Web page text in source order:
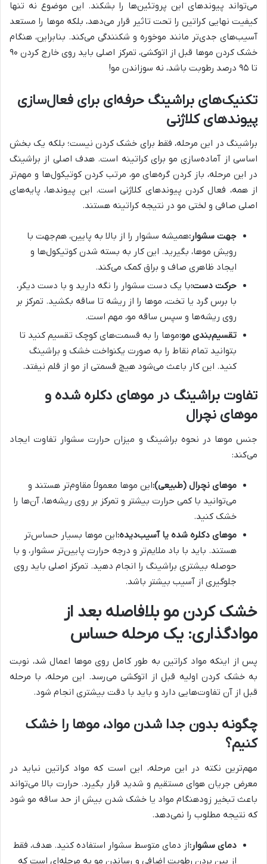
می‌تواند پیوندهای این پروتئین‌ها را بشکند. این موضوع نه تنها
کیفیت نهایی کراتین را تحت تاثیر قرار می‌دهد، بلکه موها را مستعد
آسیب‌های جدی‌تر مانند موخوره و شکنندگی می‌کند. بنابراین، هنگام
خشک کردن موها قبل از اتوکشی، تمرکز اصلی باید روی خارج کردن ۹۰
تا ۹۵ درصد رطوبت باشد، نه سوزاندن مو!
تکنیک‌های براشینگ حرفه‌ای برای فعال‌سازی
پیوندهای کلاژنی
براشینگ در این مرحله، فقط برای خشک کردن نیست؛ بلکه یک بخش
اساسی از آماده‌سازی مو برای کراتینه است. هدف اصلی از براشینگ
در این مرحله، باز کردن گره‌های مو، مرتب کردن کوتیکول‌ها و مهم‌تر
از همه، فعال کردن پیوندهای کلاژنی است. این پیوندها، پایه‌های
اصلی صافی و لختی مو در نتیجه کراتینه هستند.
جهت سشوار:همیشه سشوار را از بالا به پایین، هم‌جهت با
رویش موها، بگیرید. این کار به بسته شدن کوتیکول‌ها و
ایجاد ظاهری صاف و براق کمک می‌کند.
حرکت دست:با یک دست سشوار را نگه دارید و با دست دیگر،
با برس گرد یا تخت، موها را از ریشه تا ساقه بکشید. تمرکز بر
روی ریشه‌ها و سپس ساقه مو، مهم است.
تقسیم‌بندی مو:موها را به قسمت‌های کوچک تقسیم کنید تا
بتوانید تمام نقاط را به صورت یکنواخت خشک و براشینگ
کنید. این کار باعث می‌شود هیچ قسمتی از مو از قلم نیفتد.
تفاوت براشینگ در موهای دکلره شده و
موهای نچرال
جنس موها در نحوه براشینگ و میزان حرارت سشوار تفاوت ایجاد
می‌کند:
موهای نچرال (طبیعی):این موها معمولاً مقاوم‌تر هستند و
می‌توانید با کمی حرارت بیشتر و تمرکز بر روی ریشه‌ها، آن‌ها را
خشک کنید.
موهای دکلره شده یا آسیب‌دیده:این موها بسیار حساس‌تر
هستند. باید با باد ملایم‌تر و درجه حرارت پایین‌تر سشوار، و با
حوصله بیشتری براشینگ را انجام دهید. تمرکز اصلی باید روی
جلوگیری از آسیب بیشتر باشد.
خشک کردن مو بلافاصله بعد از
موادگذاری: یک مرحله حساس
پس از اینکه مواد کراتین به طور کامل روی موها اعمال شد، نوبت
به خشک کردن اولیه قبل از اتوکشی می‌رسد. این مرحله، با مرحله
قبل از آن تفاوت‌هایی دارد و باید با دقت بیشتری انجام شود.
چگونه بدون جدا شدن مواد، موها را خشک
کنیم؟
مهم‌ترین نکته در این مرحله، این است که مواد کراتین نباید در
معرض جریان هوای مستقیم و شدید قرار بگیرد. حرارت بالا می‌تواند
باعث تبخیر زودهنگام مواد یا خشک شدن بیش از حد ساقه مو شود
که نتیجه مطلوب را نمی‌دهد.
دمای سشوار:از دمای متوسط سشوار استفاده کنید. هدف، فقط
از بین بردن رطوبت اضافی و رساندن مو به مرحله‌ای است که